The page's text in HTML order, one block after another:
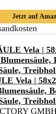
Jetzt auf
Vela |